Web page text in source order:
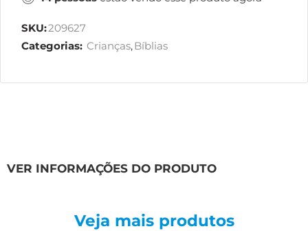
SKU:209627
Categorias: Crianças,Bíblias
VER INFORMAÇÕES DO PRODUTO
Veja mais produtos